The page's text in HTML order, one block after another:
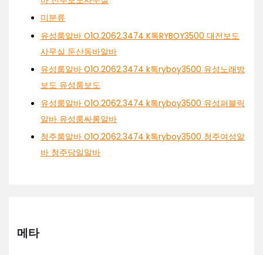
미분류
유성룸알바 O1O.2062.3474 K톡RYBOY3500 대전보도
사무실 둔산동바알바
유성룸알바 O1O.2062.3474 k톡ryboy3500 유성노래방
보도 유성룸보도
유성룸알바 O1O.2062.3474 k톡ryboy3500 유성퍼블릭
알바 유성룸싸롱알바
청주룸알바 O1O.2062.3474 k톡ryboy3500 청주여성알
바 청주당일알바
메타